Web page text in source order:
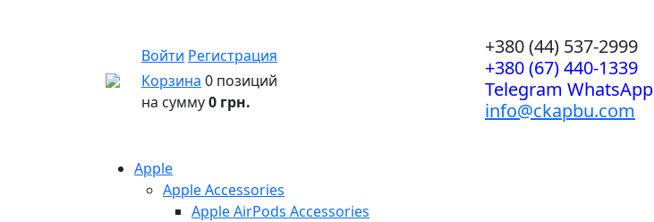
Войти Регистрация
Корзина 0 позиций
на сумму0 грн.
+380 (44) 537-2999
+380 (67) 440-1339
Telegram
info@ckapbu.com
Apple
Apple Accessories
Apple AirPods Accessories